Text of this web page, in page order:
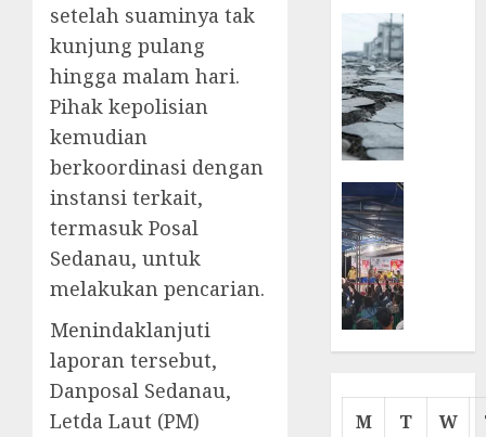
setelah suaminya tak
kunjung pulang
hingga malam hari.
Pihak kepolisian
kemudian
berkoordinasi dengan
instansi terkait,
termasuk Posal
Sedanau, untuk
melakukan pencarian.
Menindaklanjuti
laporan tersebut,
Danposal Sedanau,
Letda Laut (PM)
Cermin
M T W